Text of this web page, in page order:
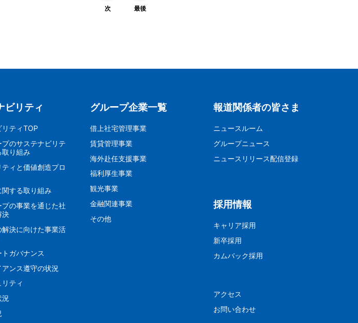
次 最後
ビリティ
ティTOP
プのサステナビリテ
取り組み
ィと価値創造プロ
関する取り組み
プの事業を通じた社
決
決に向けた事業活
トガバナンス
アンス遵守の状況
ティ
グループ企業一覧
借上社宅管理事業
賃貸管理事業
海外赴任支援事業
福利厚生事業
観光事業
金融関連事業
その他
報道関係者の皆さま
ニュースルーム
グループニュース
ニュースリリース配信登録
採用情報
キャリア採用
新卒採用
カムバック採用
アクセス
お問い合わせ